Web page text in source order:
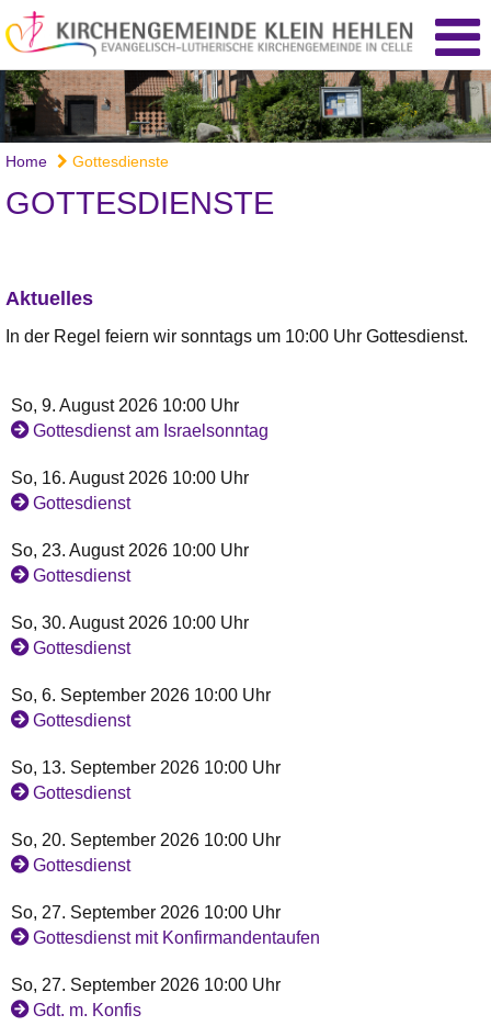
Home Gottesdienste
GOTTESDIENSTE
Aktuelles
In der Regel feiern wir sonntags um 10:00 Uhr Gottesdienst.
So, 9. August 2026 10:00 Uhr
Gottesdienst am Israelsonntag
So, 16. August 2026 10:00 Uhr
Gottesdienst
So, 23. August 2026 10:00 Uhr
Gottesdienst
So, 30. August 2026 10:00 Uhr
Gottesdienst
So, 6. September 2026 10:00 Uhr
Gottesdienst
So, 13. September 2026 10:00 Uhr
Gottesdienst
So, 20. September 2026 10:00 Uhr
Gottesdienst
So, 27. September 2026 10:00 Uhr
Gottesdienst mit Konfirmandentaufen
So, 27. September 2026 10:00 Uhr
Gdt. m. Konfis